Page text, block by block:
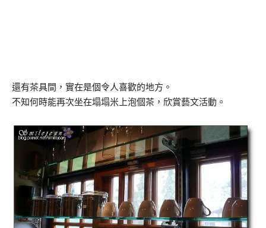
還有茶具間，實在是個令人喜歡的地方。
不知何時能再次坐在塌塌米上泡個茶，欣賞藝文活動。